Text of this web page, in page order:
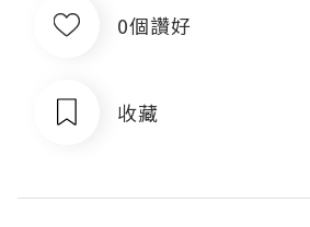
0個讚好
收藏